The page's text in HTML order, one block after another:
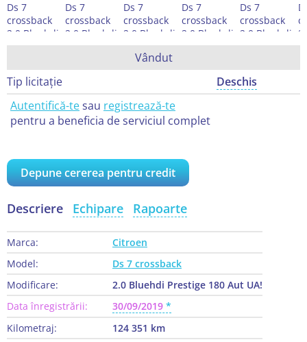
Vândut
Tip licitație
Deschis
Autentifică-tesau registrează-te
pentru a beneficia de serviciul complet
Depune cererea pentru credit
Descriere Echipare Rapoarte
Marca:
Citroen
Model:
Ds 7 crossback
Modificare:
2.0 Bluehdi Prestige 180 Aut UA!
Data înregistrării:
30/09/2019
Kilometraj:
124 351 km